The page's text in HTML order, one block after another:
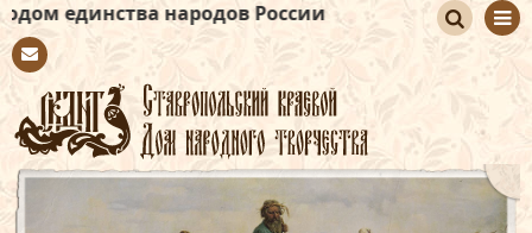
народов России
tact
иск